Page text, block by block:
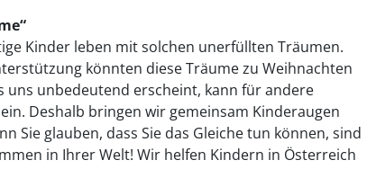
Kinder leben mit solchen unerfüllten Träumen.
könnten diese Träume zu Weihnachten
uns unbedeutend erscheint, kann für andere
Deshalb bringen wir gemeinsam Kinderaugen
Sie glauben, dass Sie das Gleiche tun können, sind
in Ihrer Welt! Wir helfen Kindern in Österreich